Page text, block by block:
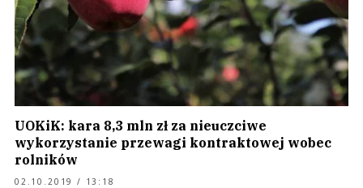
UOKiK: kara 8,3 mln zł za nieuczciwe
wykorzystanie przewagi kontraktowej wobec
rolników
02.10.2019 / 13:18